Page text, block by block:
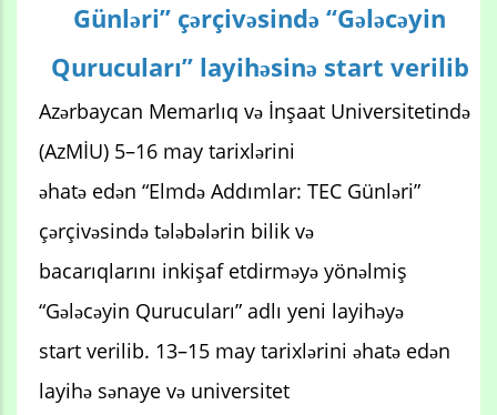
Günləri” çərçivəsində “Gələcəyin
Qurucuları” layihəsinə start verilib
Azərbaycan Memarlıq və İnşaat Universitetində
(AzMİU) 5–16 may tarixlərini
əhatə edən “Elmdə Addımlar: TEC Günləri”
çərçivəsində tələbələrin bilik və
bacarıqlarını inkişaf etdirməyə yönəlmiş
“Gələcəyin Qurucuları” adlı yeni layihəyə
start verilib. 13–15 may tarixlərini əhatə edən
layihə sənaye və universitet